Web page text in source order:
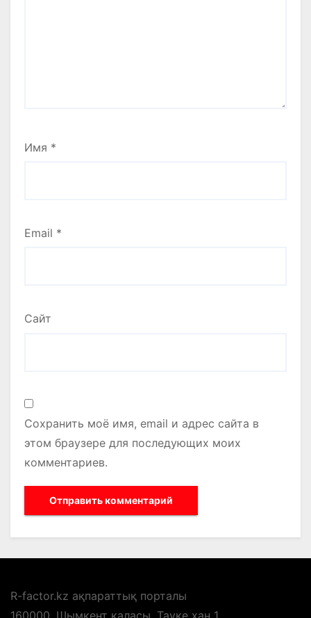
Имя *
Email *
Сайт
Сохранить моё имя, email и адрес сайта в
этом браузере для последующих моих
комментариев.
R-factor.kz ақпараттық порталы